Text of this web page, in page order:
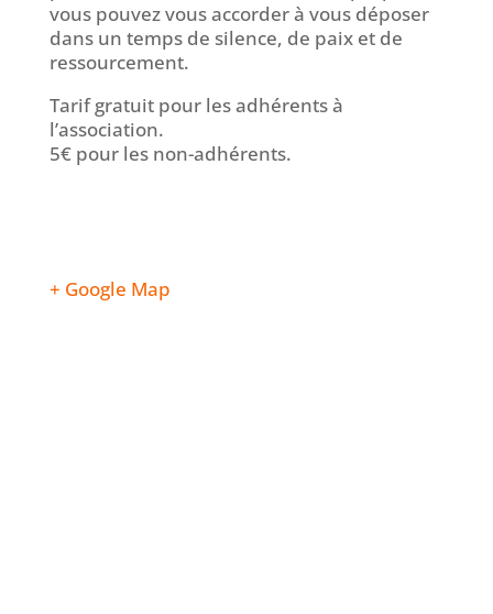
vous pouvez vous accorder à vous déposer
dans un temps de silence, de paix et de
ressourcement.
Tarif gratuit pour les adhérents à
l’association.
5€ pour les non-adhérents.
+ Google Map